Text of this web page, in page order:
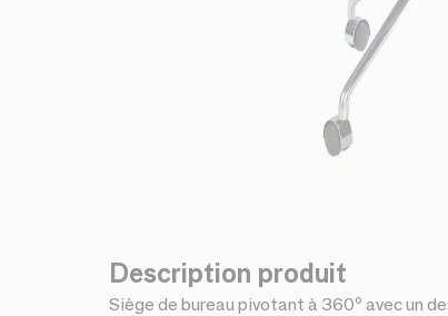
Description produit
Siège de bureau pivotant à 360º avec un